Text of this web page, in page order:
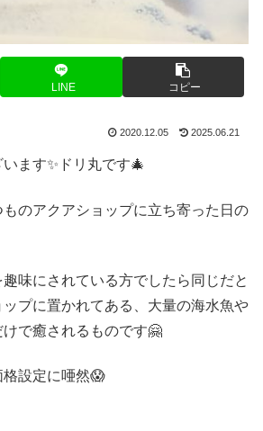
LINE コピー
2020.12.05 2025.06.21
ます✨ドリ丸です🎄
のアクアショップに立ち寄った日の
味にされている方でしたら同じだと
プに置かれてある、大量の海水魚や
で癒されるものです🤗
設定に唖然😱